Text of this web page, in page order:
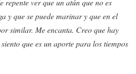
y que se puede marinar y que en el
similar. Me encanta. Creo que hay
que es un aporte para los tiempos